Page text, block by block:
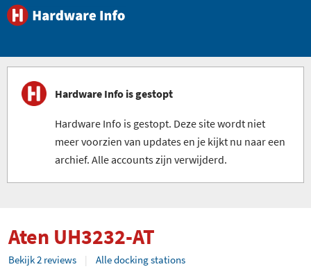
Hardware Info is gestopt
Hardware Info is gestopt. Deze site wordt niet
meer voorzien van updates en je kijkt nu naar een
archief. Alle accounts zijn verwijderd.
Aten UH3232-AT
Bekijk 2 reviews Alle docking stations